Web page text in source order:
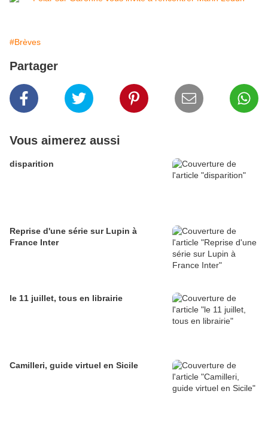
#Brèves
Partager
Vous aimerez aussi
disparition
Reprise d'une série sur Lupin à
France Inter
le 11 juillet, tous en librairie
Camilleri, guide virtuel en Sicile